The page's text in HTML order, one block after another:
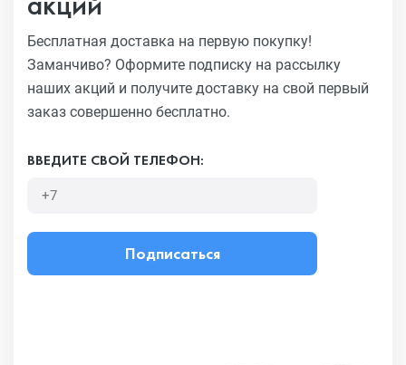
Бесплатная доставка на первую покупку!
Заманчиво? Оформите подписку на рассылку
наших акций и получите доставку на свой первый
заказ совершенно бесплатно.
ВВЕДИТЕ СВОЙ ТЕЛЕФОН:
Подписаться